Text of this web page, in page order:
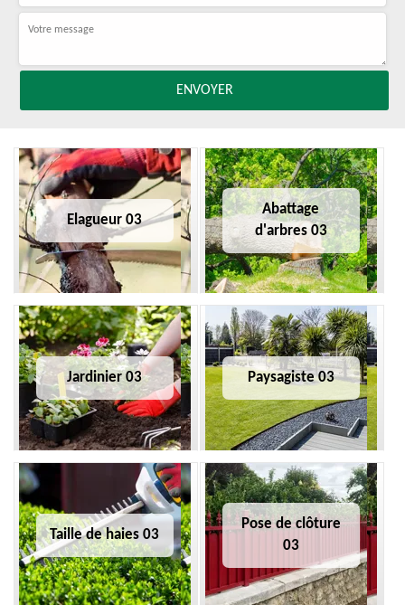
Elagueur 03
Abattage
d'arbres 03
Jardinier 03 Paysagiste 03
Taille de haies 03
Pose de clôture
03